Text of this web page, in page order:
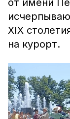
от имени
XIX
на курорт.